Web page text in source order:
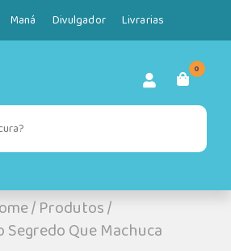
Maná Divulgador Livrarias
0
/Produtos/
Segredo Que Machuca